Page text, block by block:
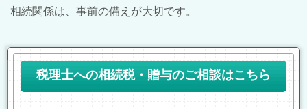
相続関係は、事前の備えが大切です。
税理士への相続税・贈与のご相談はこちら